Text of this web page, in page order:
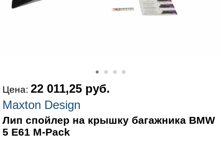
Цена: 22 011,25 руб.
Maxton Design
Лип спойлер на крышку багажника BMW
5 E61 M-Pack
+7 985 364 2044
Мы в соц сетях: